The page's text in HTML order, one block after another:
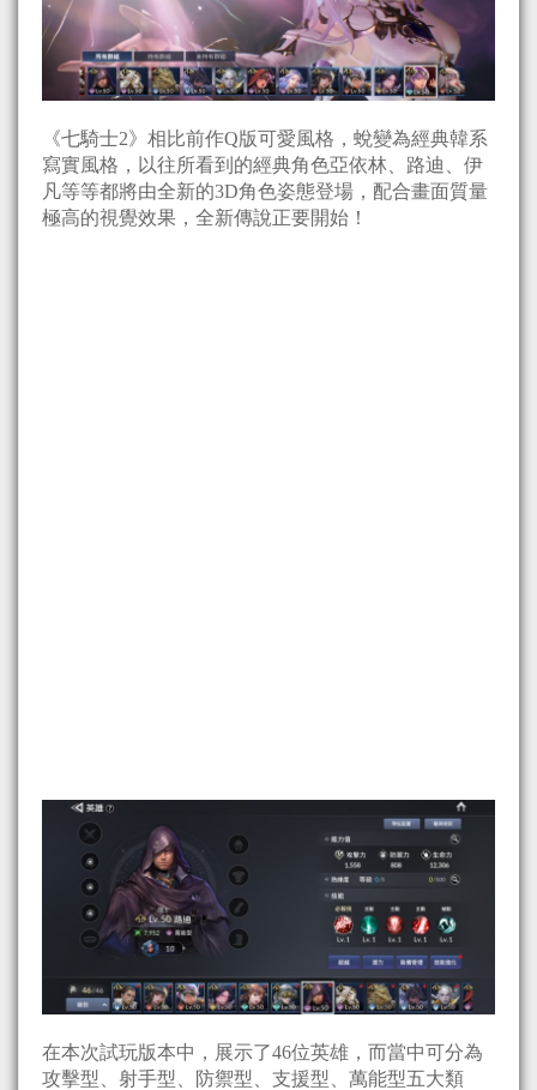
《七騎士2》相比前作Q版可愛風格，蛻變為經典韓系
寫實風格，以往所看到的經典角色亞依林、路迪、伊
凡等等都將由全新的3D角色姿態登場，配合畫面質量
極高的視覺效果，全新傳說正要開始！
在本次試玩版本中，展示了46位英雄，而當中可分為
攻擊型、射手型、防禦型、支援型、萬能型五大類